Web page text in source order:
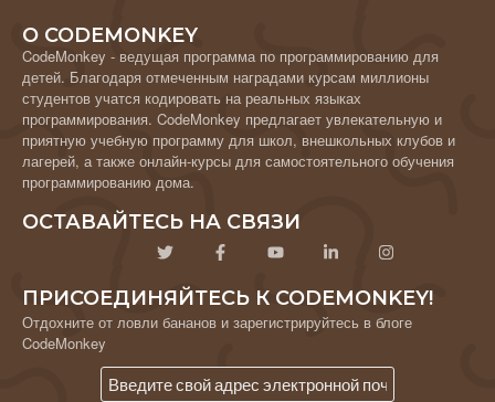
О CODEMONKEY
CodeMonkey - ведущая программа по программированию для
детей. Благодаря отмеченным наградами курсам миллионы
студентов учатся кодировать на реальных языках
программирования. CodeMonkey предлагает увлекательную и
приятную учебную программу для школ, внешкольных клубов и
лагерей, а также онлайн-курсы для самостоятельного обучения
программированию дома.
ОСТАВАЙТЕСЬ НА СВЯЗИ
ПРИСОЕДИНЯЙТЕСЬ К CODEMONKEY!
Отдохните от ловли бананов и зарегистрируйтесь в блоге
CodeMonkey